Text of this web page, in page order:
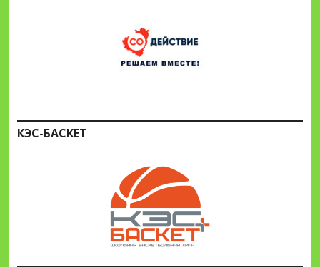
КЭС-БАСКЕТ